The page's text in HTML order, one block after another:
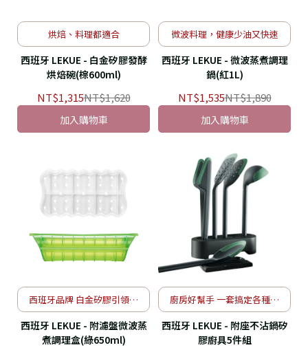
烘焙、料理都適合
西班牙 LEKUE - 白金矽膠發酵
烘焙碗(棕600ml)
NT$1,315NT$1,620
加入購物車
微波料理，健康少油又快速
西班牙 LEKUE - 微波蒸煮調理
鍋(紅1L)
NT$1,535NT$1,890
加入購物車
西班牙品牌 白金矽膠引領新
風潮
西班牙 LEKUE - 附濾盤微波蒸
煮調理盒(綠650ml)
廚房好幫手 一套搞定各種需
求
西班牙 LEKUE - 附座不沾鍋矽
膠廚具5件組